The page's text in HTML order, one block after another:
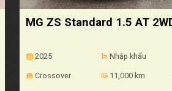
MG ZS Standard 1.5 AT
calendar_month 2025 emoji_flags Nhập khẩu
directions_car Crossover edit_road 11,000 km